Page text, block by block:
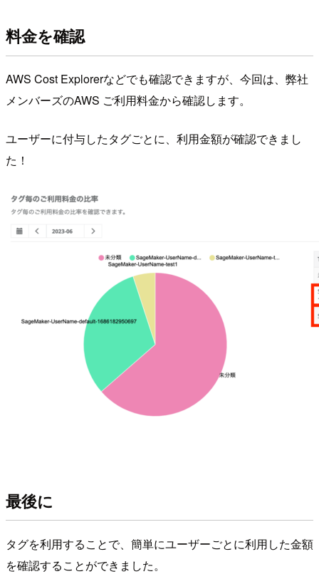
料金を確認
AWS Cost Explorerなどでも確認できますが、今回は、弊社
メンバーズのAWS ご利用料金から確認します。
ユーザーに付与したタグごとに、利用金額が確認できまし
た！
最後に
タグを利用することで、簡単にユーザーごとに利用した金額
を確認することができました。